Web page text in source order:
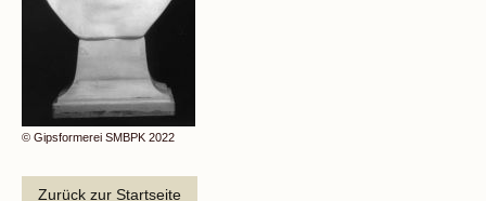
© Gipsformerei SMBPK 2022
Zurück zur Startseite